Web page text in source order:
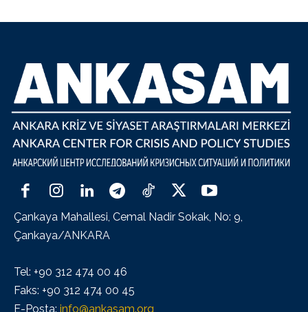
Çankaya Mahallesi, Cemal Nadir Sokak, No: 9,
Çankaya/ANKARA
Tel: +90 312 474 00 46
Faks: +90 312 474 00 45
E-Posta: info@ankasam.org